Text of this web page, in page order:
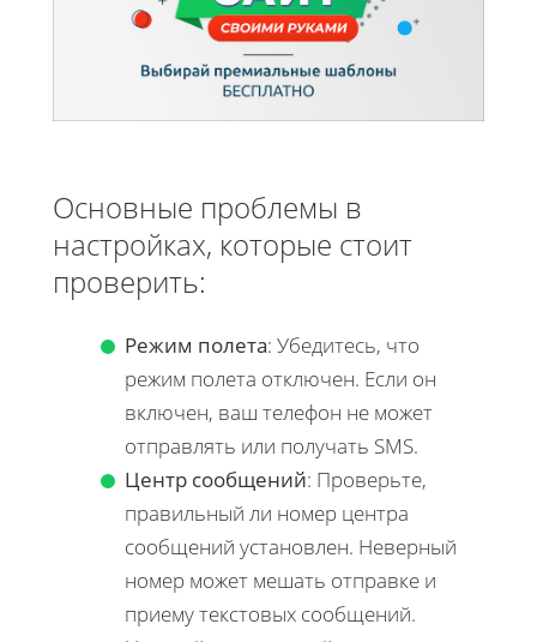
Основные проблемы в
настройках, которые стоит
проверить:
Режим полета: Убедитесь, что
режим полета отключен. Если он
включен, ваш телефон не может
отправлять или получать SMS.
Центр сообщений: Проверьте,
правильный ли номер центра
сообщений установлен. Неверный
номер может мешать отправке и
приему текстовых сообщений.